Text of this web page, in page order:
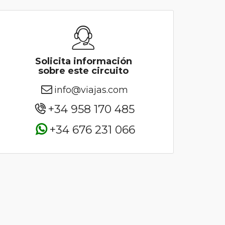
Solicita información
sobre este circuito
info@viajas.com
+34 958 170 485
+34 676 231 066